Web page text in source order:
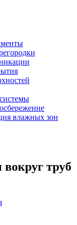
влажных зон
труб